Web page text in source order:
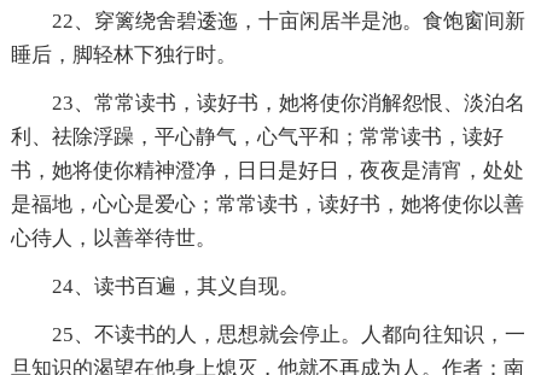
22、穿篱绕舍碧逶迤，十亩闲居半是池。食饱窗间新
睡后，脚轻林下独行时。
23、常常读书，读好书，她将使你消解怨恨、淡泊名
利、祛除浮躁，平心静气，心气平和；常常读书，读好
书，她将使你精神澄净，日日是好日，夜夜是清宵，处处
是福地，心心是爱心；常常读书，读好书，她将使你以善
心待人，以善举待世。
24、读书百遍，其义自现。
25、不读书的人，思想就会停止。人都向往知识，一
旦知识的渴望在他身上熄灭，他就不再成为人。作者：南